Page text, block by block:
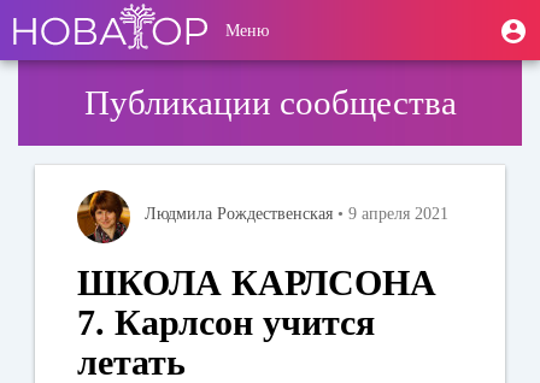
основному
содержанию
User
account
Меню
Публикации сообщества
Людмила Рождественская • 9 апреля 2021
ШКОЛА КАРЛСОНА
7. Карлсон учится
летать